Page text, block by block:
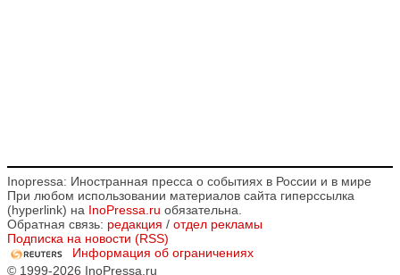
Inopressa: Иностранная пресса о событиях в России и в мире
При любом использовании материалов сайта гиперссылка
(hyperlink) на InoPressa.ru обязательна.
Обратная связь: редакция / отдел рекламы
Подписка на новости (RSS)
Информация об ограничениях
© 1999-2026 InoPressa.ru